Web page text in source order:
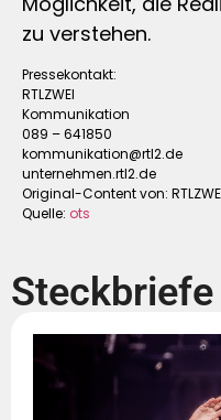
zu verstehen.
Pressekontakt:
RTLZWEI
Kommunikation
089 – 641850
kommunikation@rtl2.de
unternehmen.rtl2.de
Original-Content von:
Quelle: ots